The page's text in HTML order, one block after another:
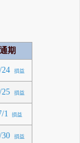
通期
24 損益
25 損益
1 損益
30 損益